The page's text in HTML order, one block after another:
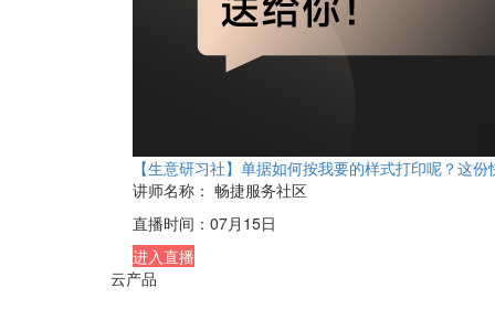
【生意研习社】单据如何按我要的样式打印呢？这
讲师名称： 畅捷服务社区
直播时间： 07月15日
进入直播
云产品